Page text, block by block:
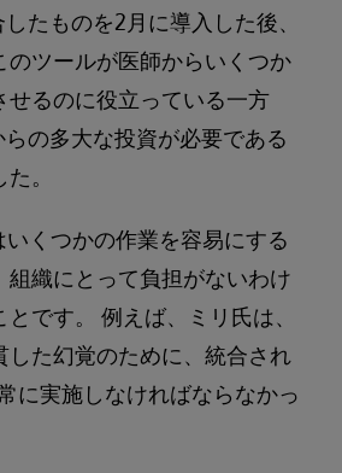
たものを2月に導入した後、
のツールが医師からいくつか
せるのに役立っている一方
の多大な投資が必要である
。
いくつかの作業を容易にする
組織にとって負担がないわけ
です。 例えば、ミリ氏は、
した幻覚のために、統合され
に実施しなければならなかっ